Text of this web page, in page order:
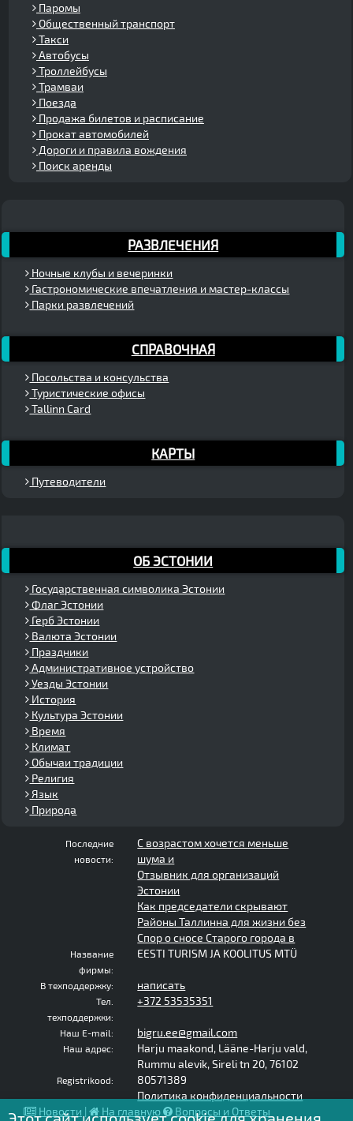
Паромы
Общественный транспорт
Такси
Автобусы
Троллейбусы
Трамваи
Поезда
Продажа билетов и расписание
Прокат автомобилей
Дороги и правила вождения
Поиск аренды
РАЗВЛЕЧЕНИЯ
Ночные клубы и вечеринки
Гастрономические впечатления и мастер-классы
Парки развлечений
СПРАВОЧНАЯ
Посольства и консульства
Туристические офисы
Tallinn Card
КАРТЫ
Путеводители
ОБ ЭСТОНИИ
Государственная символика Эстонии
Флаг Эстонии
Герб Эстонии
Валюта Эстонии
Праздники
Административное устройство
Уезды Эстонии
История
Культура Эстонии
Время
Климат
Обычаи традиции
Религия
Язык
Природа
Последние
новости:
С возрастом хочется меньше
шума и
Отзывник для организаций
Эстонии
Как председатели скрывают
Районы Таллинна для жизни без
Спор о сносе Старого города в
Название
фирмы:
EESTI TURISM JA KOOLITUS MTÜ
В техподдержку: написать
Тел.
техподдержки:
+372 53535351
Наш E-mail: bigru.ee@gmail.com
Наш адрес:
Harju maakond, Lääne-Harju vald,
Rummu alevik, Sireli tn 20, 76102
Registrikood:
80571389
Политика конфиденциальности
Новости
На главную Вопросы и Ответы